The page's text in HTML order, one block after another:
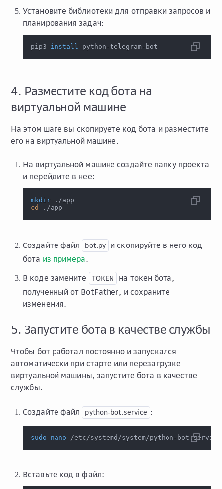
Установите библиотеки для отправки запросов и
планирования задач:
pip3 install python-telegram-bot
4. Разместите код бота на
виртуальной машине
На этом шаге вы скопируете код бота и разместите
его на виртуальной машине.
На виртуальной машине создайте папку проекта
и перейдите в нее:
mkdir ./app
cd
./app
Cоздайте файл bot.py
и скопируйте в него код
бота из примера.
В коде замените
TOKEN
на токен бота,
полученный от BotFather, и сохраните
изменения.
5. Запустите бота в качестве службы
Чтобы бот работал постоянно и запускался
автоматически при старте или перезагрузке
виртуальной машины, запустите бота в качестве
службы.
Создайте файл python-bot.service :
sudo nano /etc/systemd/system/python-bot.service
Вставьте код в файл: